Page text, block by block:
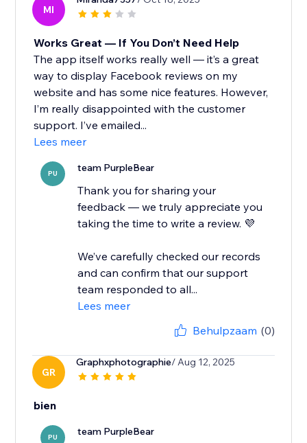
MI
Works Great — If You Don’t Need Help
The app itself works really well — it’s a great
way to display Facebook reviews on my
website and has some nice features. However,
I’m really disappointed with the customer
support. I’ve emailed...
Lees meer
PU team PurpleBear
Thank you for sharing your
feedback — we truly appreciate you
taking the time to write a review. 💜
We’ve carefully checked our records
and can confirm that our support
team responded to all...
Lees meer
Behulpzaam (0)
GR
Graphxphotographie/ Aug 12, 2025
bien
PU team PurpleBear